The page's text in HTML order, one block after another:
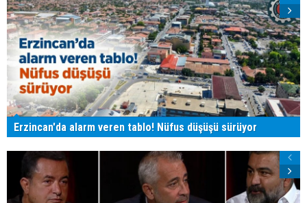
Erzincan'da alarm veren tablo! Nüfus düşüşü sürüyor